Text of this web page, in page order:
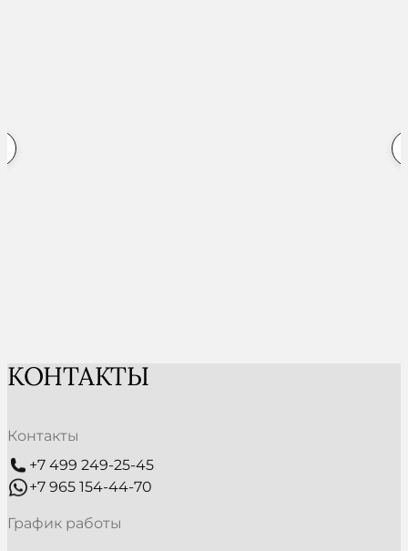
КОНТАКТЫ
Контакты
+7 499 249-25-45
+7 965 154-44-70
График работы